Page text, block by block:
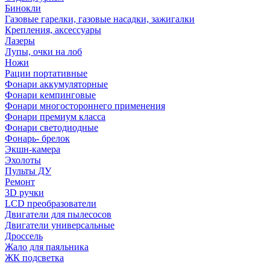
Бинокли
Газовые гарелки, газовые насадки, зажигалки
Крепления, аксессуары
Лазеры
Лупы, очки на лоб
Ножи
Рации портативные
Фонари аккумуляторные
Фонари кемпинговые
Фонари многостороннего применения
Фонари премиум класса
Фонари светодиодные
Фонарь- брелок
Экшн-камера
Эхолоты
Пульты ДУ
Ремонт
3D ручки
LCD преобразователи
Двигатели для пылесосов
Двигатели универсальные
Дроссель
Жало для паяльника
ЖК подсветка